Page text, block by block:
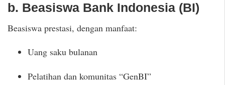
b. Beasiswa Bank Indonesia (BI)
Beasiswa prestasi, dengan manfaat:
Uang saku bulanan
Pelatihan dan komunitas “GenBI”